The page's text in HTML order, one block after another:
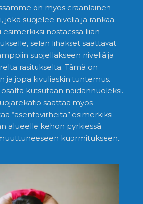
on myös eräänlainen
joka suojelee niveliä ja rankaa.
nostaessa liian
selän lihakset saattavat
suojellakseen niveliä ja
rasitukselta. Tämä on
ja jopa kivuliaskin tuntemus,
kutsutaan noidannuoleksi.
saattaa myös
“asentovirheitä” esimerkiksi
alueelle kehon pyrkiessä
kuormitukseen..